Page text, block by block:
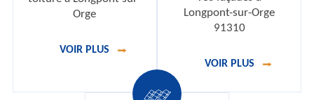
Orge
VOIR PLUS
Longpont-sur-Orge
91310
VOIR PLUS